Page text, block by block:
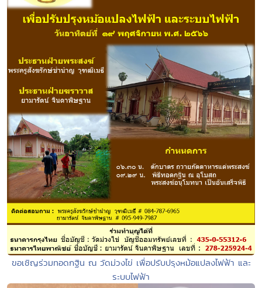
ขอเชิญร่วมทอดกฐิน ณ วัดม่วงไข่ เพื่อปรับปรุงหม้อแปลงไฟฟ้า และ
ระบบไฟฟ้า